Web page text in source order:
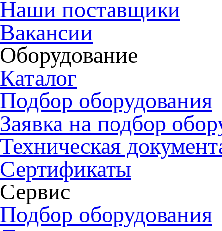
Наши поставщики
Вакансии
Оборудование
Каталог
Подбор оборудования
Заявка на подбор
Техническая
Сертификаты
Сервис
Подбор оборудования